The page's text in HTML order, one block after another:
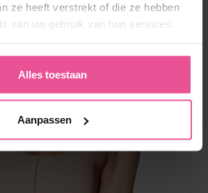
ze heeft verstrekt of die ze hebben
van uw gebruik van hun services.
Alles toestaan
Aanpassen